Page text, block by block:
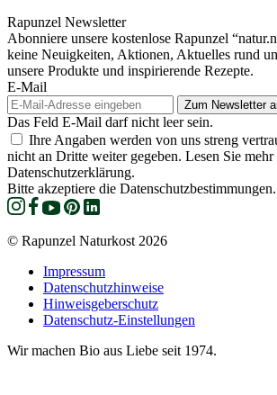
Rapunzel Newsletter
Abonniere unsere kostenlose Rapunzel
keine Neuigkeiten, Aktionen, Aktuelles rund
unsere Produkte und inspirierende Rezepte.
E-Mail
Das Feld E-Mail darf nicht leer sein.
Ihre Angaben werden von uns streng
nicht an Dritte weiter gegeben. Lesen Sie
Datenschutzerklärung.
Bitte akzeptiere die Datenschutzbestimmungen.
© Rapunzel Naturkost 2026
Impressum
Datenschutzhinweise
Hinweisgeberschutz
Datenschutz-Einstellungen
Wir machen Bio aus Liebe seit 1974.